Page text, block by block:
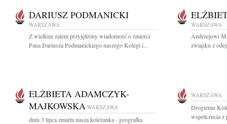
DARIUSZ PODMANICKI
WARSZAWA
Z wielkim żalem przyjęliśmy wiadomość o śmierci
Pana Dariusza Podmanickiego naszego Kolegi i...
WARSZAWA
Andrzejowi
związku z
ELŻBIETA ADAMCZYK-
MAJKOWSKA WARSZAWA
dniu 3 lipca zmarła nasza koleżanka - geografka
WARSZAWA
Drogiemu
współczucia